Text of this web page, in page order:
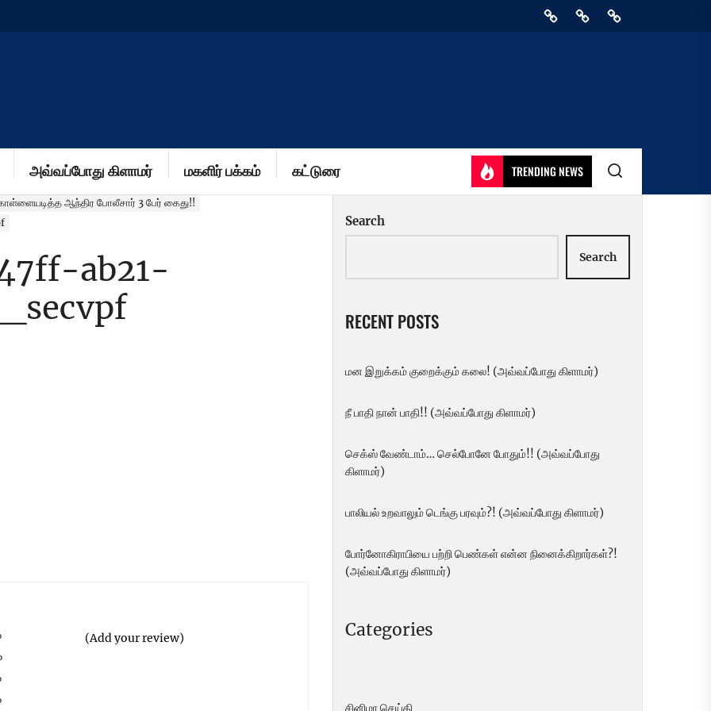
HomePrivacyAthirady
அவ்வப்போது கிளாமர் மகளிர் பக்கம் கட்டுரை TRENDING NEWS
ஆந்திர போலீசார் 3 பேர் கைது!!
ab21-
(Add your review)
Search
Search
RECENT POSTS
மன இறுக்கம் குறைக்கும் கலை! (அவ்வப்போது கிளாமர்)
நீ பாதி நான் பாதி!! (அவ்வப்போது கிளாமர்)
செக்ஸ் வேண்டாம்… செல்போனே போதும்!! (அவ்வப்போது
கிளாமர்)
பாலியல் உறவாலும் டெங்கு பரவும்?! (அவ்வப்போது கிளாமர்)
போர்னோகிராபியை பற்றி பெண்கள் என்ன நினைக்கிறார்கள்?!
(அவ்வப்போது கிளாமர்)
Categories
சினிமா செய்தி